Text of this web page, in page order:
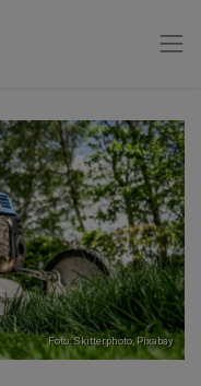
Foto: Skitterphoto,Pixabay